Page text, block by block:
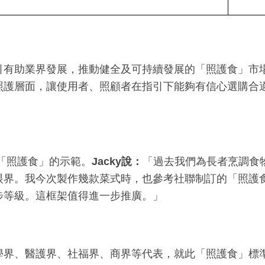
助業界發展，推動健全及可持續發展的「照護食」
層面，讓使用者、照顧者在指引下能夠有信心選購
照護食」的示範。 Jacky說：
「過去我們為長者烹調
。我今次製作幾款菜式時，也參考社聯制訂的「照
級。這框架值得進一步推廣。」
、醫護界、社福界、商界等代表，就此「照護食」